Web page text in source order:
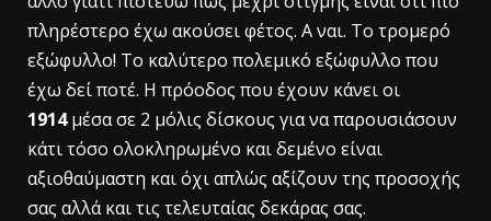
πληρέστερο έχω ακούσει φέτος. A ναι. Το τρομερό
εξώφυλλο! Το καλύτερο πολεμικό εξώφυλλο που
έχω δεί ποτέ. Η πρόοδος που έχουν κάνει οι
1914μέσα σε 2 μόλις δίσκους για να παρουσιάσουν
κάτι τόσο ολοκληρωμένο και δεμένο είναι
αξιοθαύμαστη και όχι απλώς αξίζουν της προσοχής
σας αλλά και τις τελευταίας δεκάρας σας.